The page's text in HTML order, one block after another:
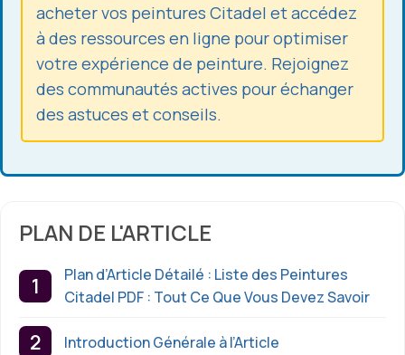
acheter vos peintures Citadel et accédez
à des ressources en ligne pour optimiser
votre expérience de peinture. Rejoignez
des communautés actives pour échanger
des astuces et conseils.
PLAN DE L'ARTICLE
Plan d’Article Détailé : Liste des Peintures
Citadel PDF : Tout Ce Que Vous Devez Savoir
Introduction Générale à l’Article